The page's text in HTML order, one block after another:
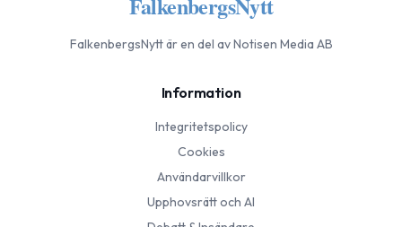
FalkenbergsNyttär en del av Notisen Media AB
Information
Integritetspolicy
Cookies
Användarvillkor
Upphovsrätt och AI